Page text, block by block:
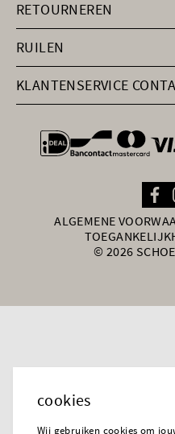
RETOURNEREN
RUILEN
KLANTENSERVICE
ALGEMENE
© 2026
cookies
Wij gebruiken cookies om